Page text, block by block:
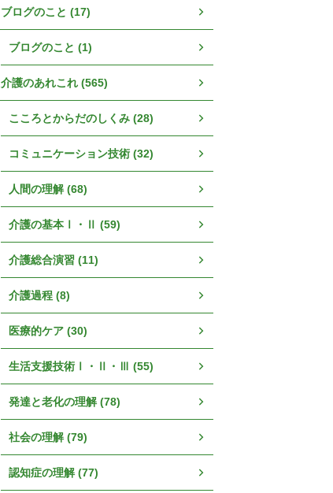
ブログのこと (17)
ブログのこと (1)
介護のあれこれ (565)
こころとからだのしくみ (28)
コミュニケーション技術 (32)
人間の理解 (68)
介護の基本Ⅰ・Ⅱ (59)
介護総合演習 (11)
介護過程 (8)
医療的ケア (30)
生活支援技術Ⅰ・Ⅱ・Ⅲ (55)
発達と老化の理解 (78)
社会の理解 (79)
認知症の理解 (77)